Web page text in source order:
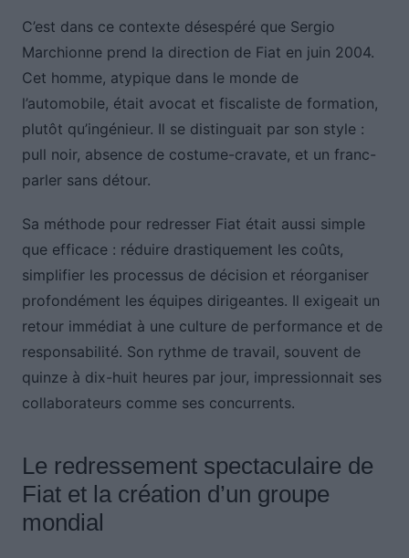
C’est dans ce contexte désespéré que Sergio
Marchionne prend la direction de Fiat en juin 2004.
Cet homme, atypique dans le monde de
l’automobile, était avocat et fiscaliste de formation,
plutôt qu’ingénieur. Il se distinguait par son style :
pull noir, absence de costume-cravate, et un franc-
parler sans détour.
Sa méthode pour redresser Fiat était aussi simple
que efficace : réduire drastiquement les coûts,
simplifier les processus de décision et réorganiser
profondément les équipes dirigeantes. Il exigeait un
retour immédiat à une culture de performance et de
responsabilité. Son rythme de travail, souvent de
quinze à dix-huit heures par jour, impressionnait ses
collaborateurs comme ses concurrents.
Le redressement spectaculaire de
Fiat et la création d’un groupe
mondial